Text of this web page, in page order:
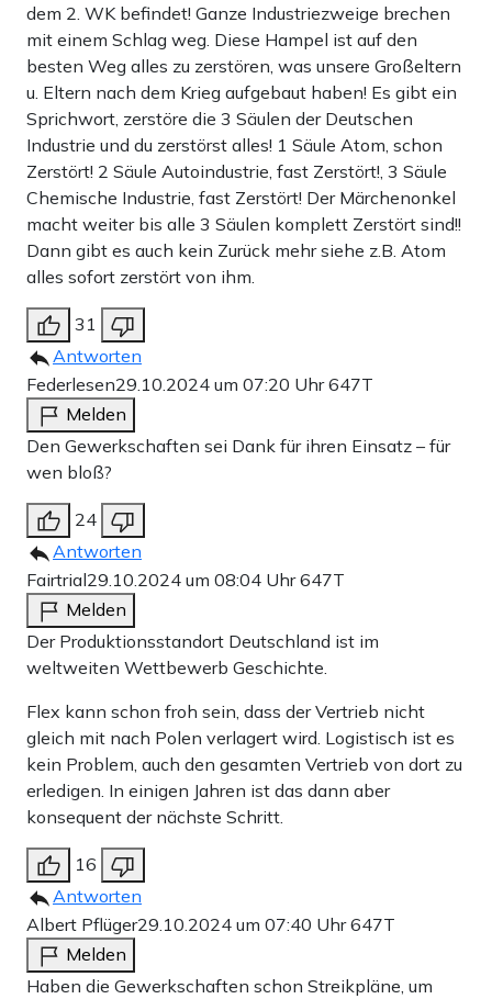
dem 2. WK befindet! Ganze Industriezweige brechen
mit einem Schlag weg. Diese Hampel ist auf den
besten Weg alles zu zerstören, was unsere Großeltern
u. Eltern nach dem Krieg aufgebaut haben! Es gibt ein
Sprichwort, zerstöre die 3 Säulen der Deutschen
Industrie und du zerstörst alles! 1 Säule Atom, schon
Zerstört! 2 Säule Autoindustrie, fast Zerstört!, 3 Säule
Chemische Industrie, fast Zerstört! Der Märchenonkel
macht weiter bis alle 3 Säulen komplett Zerstört sind!!
Dann gibt es auch kein Zurück mehr siehe z.B. Atom
alles sofort zerstört von ihm.
31
Antworten
Federlesen29.10.2024 um 07:20 Uhr647T
Melden
Den Gewerkschaften sei Dank für ihren Einsatz – für
wen bloß?
24
Antworten
Fairtrial29.10.2024 um 08:04 Uhr647T
Melden
Der Produktionsstandort Deutschland ist im
weltweiten Wettbewerb Geschichte.
Flex kann schon froh sein, dass der Vertrieb nicht
gleich mit nach Polen verlagert wird. Logistisch ist es
kein Problem, auch den gesamten Vertrieb von dort zu
erledigen. In einigen Jahren ist das dann aber
konsequent der nächste Schritt.
16
Antworten
Albert Pflüger29.10.2024 um 07:40 Uhr647T
Melden
Haben die Gewerkschaften schon Streikpläne, um